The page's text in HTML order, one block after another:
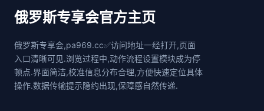
俄罗斯专享会官方主页
俄罗斯专享会,pa969.cc✅访问地址一经打开,页面
入口清晰可见.浏览过程中,动作流程设置模块成为停
顿点.界面简洁,校准信息分布合理,方便快速定位具体
操作.数据传输提示隐约出现,保障感自然传递.